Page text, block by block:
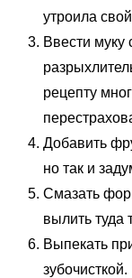
утроила
Ввести муку
рецепту
Добавить
но так и
Смазать
вылить туда
Выпекать